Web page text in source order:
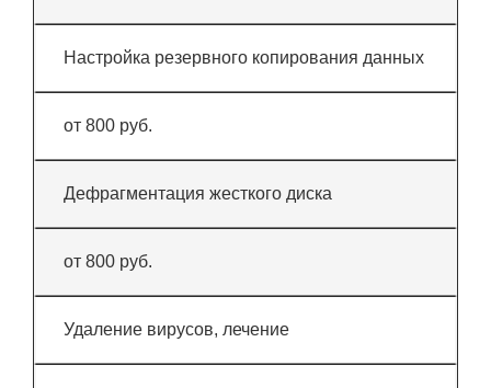
Настройка резервного копирования данных
от 800 руб.
Дефрагментация жесткого диска
от 800 руб.
Удаление вирусов, лечение